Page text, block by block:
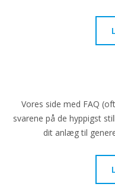
Vores side med FAQ
svarene på de hyppigst
dit anlæg til